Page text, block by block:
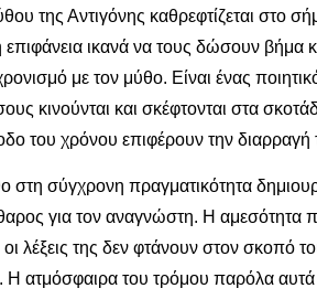
της Αντιγόνης καθρεφτίζεται
ικανά να τους δώσουν βήμα
με τον μύθο. Είναι ένας
κινούνται και σκέφτονται στα
του χρόνου επιφέρουν την διαρραγή
σύγχρονη πραγματικότητα
για τον αναγνώστη. Η αμεσότητα
οι λέξεις της δεν φτάνουν στον
Η ατμόσφαιρα του τρόμου παρόλα